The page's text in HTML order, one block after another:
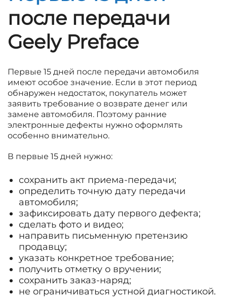
после передачи
Geely Preface
Первые 15 дней после передачи автомобиля
имеют особое значение. Если в этот период
обнаружен недостаток, покупатель может
заявить требование о возврате денег или
замене автомобиля. Поэтому ранние
электронные дефекты нужно оформлять
особенно внимательно.
В первые 15 дней нужно:
сохранить акт приема-передачи;
определить точную дату передачи
автомобиля;
зафиксировать дату первого дефекта;
сделать фото и видео;
направить письменную претензию
продавцу;
указать конкретное требование;
получить отметку о вручении;
сохранить заказ-наряд;
не ограничиваться устной диагностикой.